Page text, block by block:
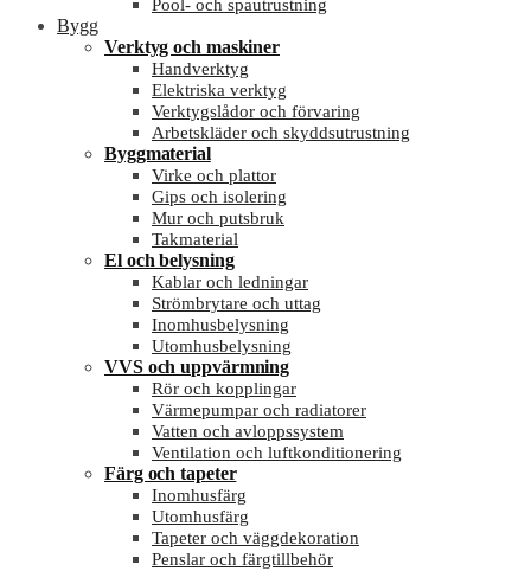
Pool- och spautrustning
Bygg
Verktyg och maskiner
Handverktyg
Elektriska verktyg
Verktygslådor och förvaring
Arbetskläder och skyddsutrustning
Byggmaterial
Virke och plattor
Gips och isolering
Mur och putsbruk
Takmaterial
El och belysning
Kablar och ledningar
Strömbrytare och uttag
Inomhusbelysning
Utomhusbelysning
VVS och uppvärmning
Rör och kopplingar
Värmepumpar och radiatorer
Vatten och avloppssystem
Ventilation och luftkonditionering
Färg och tapeter
Inomhusfärg
Utomhusfärg
Tapeter och väggdekoration
Penslar och färgtillbehör